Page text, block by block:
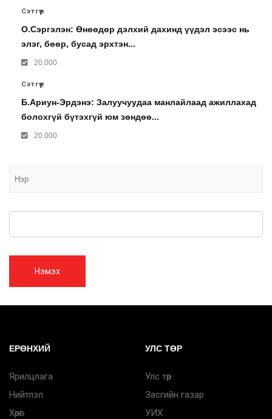
Сэтгүүл
О.Сэргэлэн: Өнөөдөр дэлхий дахинд үүдэл эсээс нь
элэг, бөөр, бусад эрхтэн...
20.000
Сэтгүүл
Б.Ариун-Эрдэнэ: Залуучуудаа манлайлаад ажиллахад
болохгүй бүтэхгүй юм зөндөө...
20.000
Нэмэх
ЕРӨНХИЙ
Ярилцлага
Нийтлэл
Хөрөг
УЛС ТӨР
Улс төр
Засгийн газар
УИХ